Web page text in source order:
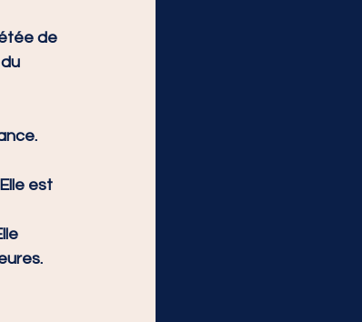
de
est